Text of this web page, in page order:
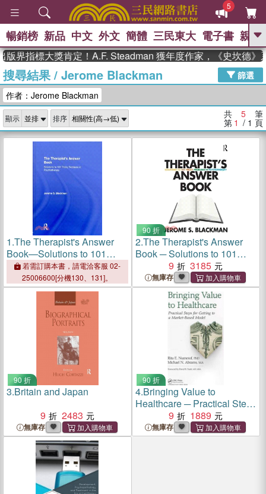
5
GO
熱搜： 東野圭吾 高希均教授回憶錄
、 The Odyssey 、 父親節 、 如果歷
獎 臺灣漫遊錄 、 方念華 、 台灣的李
登輝時代
數學女孩：黎曼猜想 、
偉大的迷走神經
暢銷榜 新品 中文 外文 簡體 三民東大 電子書 親子
界指標大獎肯定！A.F. Steadman 獲年度作家，《史坎德》
搜尋結果/ Jerome Blackman
篩選
作者：Jerome Blackman
顯示 排序 共 5 筆
第 1 / 1 頁
1.The Therapist's Answer
Book—Solutions to 101
Tricky Problems in
Psychotherapy
若需訂購本書，請電洽客服 02-
25006600[分機130、131]。
90 折
2.The Therapist's Answer
Book ─ Solutions to 101
Tricky Problems in
Psychotherapy
9 3185
無庫存
90 折
3.Britain and Japan
9
2483
無庫存
90 折
4.Bringing Value to
Healthcare ─ Practical Steps
for Getting to a Market-
Based Model
9 1889
無庫存